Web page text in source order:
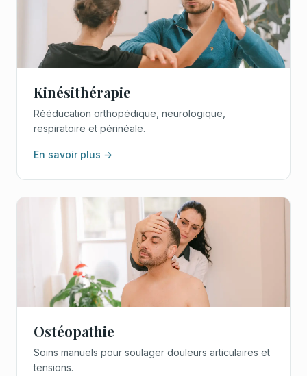
Kinésithérapie
Rééducation orthopédique, neurologique,
respiratoire et périnéale.
En savoir plus →
Ostéopathie
Soins manuels pour soulager douleurs articulaires et
tensions.